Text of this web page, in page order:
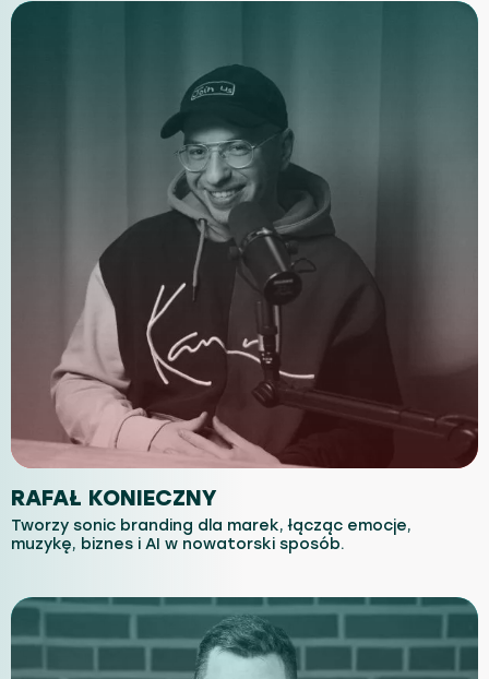
RAFAŁ KONIECZNY
Tworzy sonic branding dla marek, łącząc emocje,
muzykę, biznes i AI w nowatorski sposób.